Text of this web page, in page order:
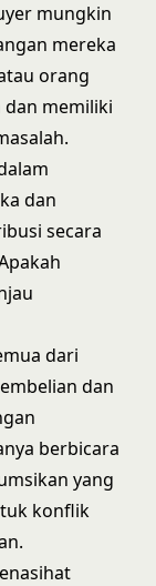
mungkin
mereka
orang
memiliki
dan
secara
dari
dan
berbicara
yang
konflik